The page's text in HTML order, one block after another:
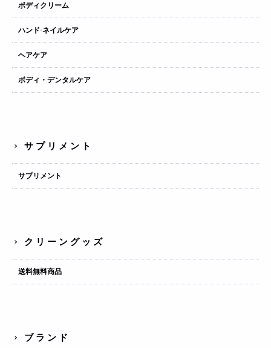
ボディクリーム
ハンド·ネイルケア
ヘアケア
ボディ・デンタルケア
サプリメント
サプリメント
クリーングッズ
送料無料商品
ブランド